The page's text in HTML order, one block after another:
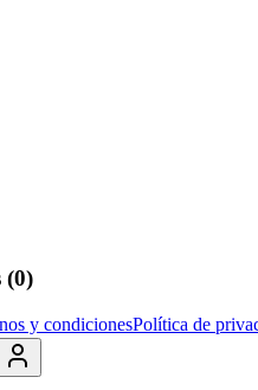
(0)
y condicionesPolítica de